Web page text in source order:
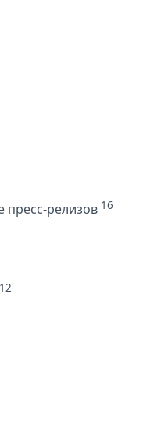
релизов 16
12